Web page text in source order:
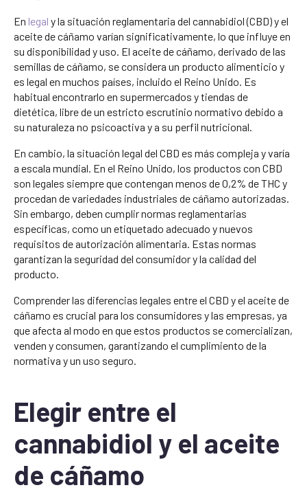
En legal y la situación reglamentaria del cannabidiol (CBD) y el
aceite de cáñamo varían significativamente, lo que influye en
su disponibilidad y uso. El aceite de cáñamo, derivado de las
semillas de cáñamo, se considera un producto alimenticio y
es legal en muchos países, incluido el Reino Unido. Es
habitual encontrarlo en supermercados y tiendas de
dietética, libre de un estricto escrutinio normativo debido a
su naturaleza no psicoactiva y a su perfil nutricional.
En cambio, la situación legal del CBD es más compleja y varía
a escala mundial. En el Reino Unido, los productos con CBD
son legales siempre que contengan menos de 0,2% de THC y
procedan de variedades industriales de cáñamo autorizadas.
Sin embargo, deben cumplir normas reglamentarias
específicas, como un etiquetado adecuado y nuevos
requisitos de autorización alimentaria. Estas normas
garantizan la seguridad del consumidor y la calidad del
producto.
Comprender las diferencias legales entre el CBD y el aceite de
cáñamo es crucial para los consumidores y las empresas, ya
que afecta al modo en que estos productos se comercializan,
venden y consumen, garantizando el cumplimiento de la
normativa y un uso seguro.
Elegir entre el
cannabidiol y el aceite
de cáñamo